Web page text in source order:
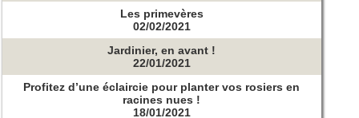
Les primevères
02/02/2021
Jardinier, en avant !
22/01/2021
Profitez d’une éclaircie pour planter vos rosiers en
racines nues !
18/01/2021